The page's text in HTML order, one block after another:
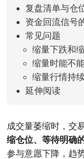
复盘清单与仓
资金回流信号
常见问题
缩量下跌和
缩量时能不
缩量行情持
延伸阅读
成交量萎缩时，交
缩仓位、等待明确
参与意愿下降，趋